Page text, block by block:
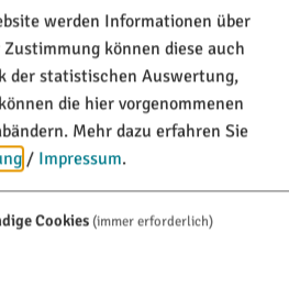
Maps bereitgestellte externe
Ja, immer
werden Informationen über
können diese auch
der statistischen Auswertung,
die hier vorgenommenen
Mehr dazu erfahren Sie
/ Impressum.
Cookies(immer erforderlich)